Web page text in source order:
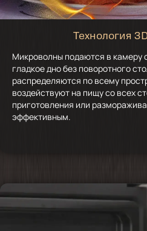
Технология
Микроволны подаются в камеру
гладкое дно без поворотного
распределяются по всему
воздействуют на пищу со всех
приготовления или
эффективным.